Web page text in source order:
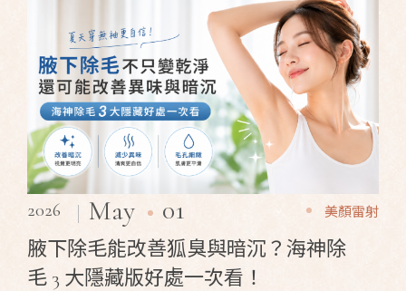
2026 May 01 美顏雷射
腋下除毛能改善狐臭與暗沉？海神除
毛 3 大隱藏版好處一次看！